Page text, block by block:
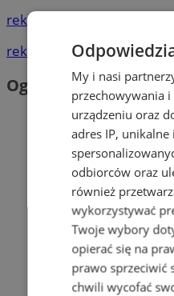
reklama
reklama
OgłoszeniaMy i nasi
przechowywania
urządzeniu oraz
adres IP,
odbiorców oraz
również
wykorzystywać
Twoje wybory
opierać się na
prawo sprzeciwić
chwili wycofać